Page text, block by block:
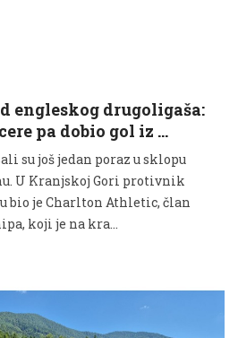
engleskog drugoligaša:
pa dobio gol iz …
su još jedan poraz u sklopu
U Kranjskoj Gori protivnik
bio je Charlton Athletic, član
koji je na kra...